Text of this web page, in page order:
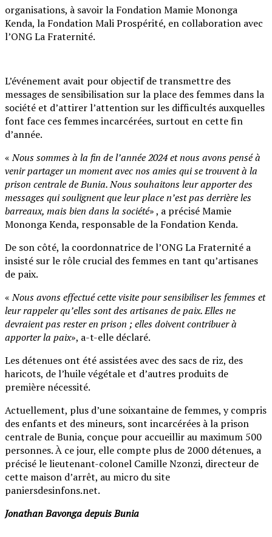
organisations, à savoir la Fondation Mamie Mononga
Kenda, la Fondation Mali Prospérité, en collaboration avec
l’ONG La Fraternité.
L’événement avait pour objectif de transmettre des
messages de sensibilisation sur la place des femmes dans la
société et d’attirer l’attention sur les difficultés auxquelles
font face ces femmes incarcérées, surtout en cette fin
d’année.
«Nous sommes à la fin de l’année 2024 et nous avons pensé à
venir partager un moment avec nos amies qui se trouvent à la
prison centrale de Bunia. Nous souhaitons leur apporter des
messages qui soulignent que leur place n’est pas derrière les
barreaux, mais bien dans la société» , a précisé Mamie
Mononga Kenda, responsable de la Fondation Kenda.
De son côté, la coordonnatrice de l’ONG La Fraternité a
insisté sur le rôle crucial des femmes en tant qu’artisanes
de paix.
«Nous avons effectué cette visite pour sensibiliser les femmes et
leur rappeler qu’elles sont des artisanes de paix. Elles ne
devraient pas rester en prison ; elles doivent contribuer à
apporter la paix», a-t-elle déclaré.
Les détenues ont été assistées avec des sacs de riz, des
haricots, de l’huile végétale et d’autres produits de
première nécessité.
Actuellement, plus d’une soixantaine de femmes, y compris
des enfants et des mineurs, sont incarcérées à la prison
centrale de Bunia, conçue pour accueillir au maximum 500
personnes. À ce jour, elle compte plus de 2000 détenues, a
précisé le lieutenant-colonel Camille Nzonzi, directeur de
cette maison d’arrêt, au micro du site
paniersdesinfons.net.
Jonathan Bavonga depuis Bunia